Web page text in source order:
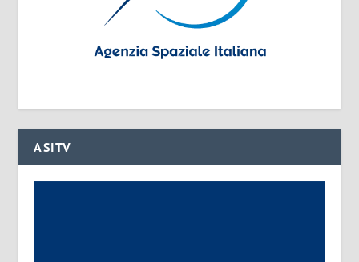
ASITV